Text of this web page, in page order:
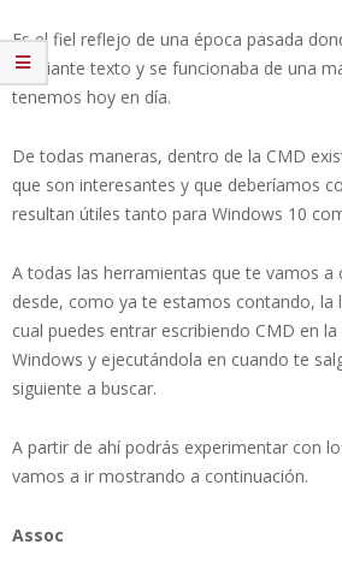
Es el fiel reflejo de una época pasada
mediante texto y se funcionaba de una
tenemos hoy en día.
De todas maneras, dentro de la CMD
que son interesantes y que deberíamos
resultan útiles tanto para Windows 10
A todas las herramientas que te vamos a
desde, como ya te estamos contando, la
cual puedes entrar escribiendo CMD en
Windows y ejecutándola en cuando te
siguiente a buscar.
A partir de ahí podrás experimentar con
vamos a ir mostrando a continuación.
Assoc